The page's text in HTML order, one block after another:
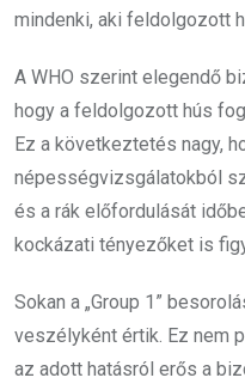
mindenki, aki feldolgozott
A WHO szerint elegendő
hogy a feldolgozott hús
Ez a következtetés nagy,
népességvizsgálatokból
és a rák előfordulását
kockázati tényezőket is
Sokan a „Group 1”
veszélyként értik. Ez nem
az adott hatásról erős a